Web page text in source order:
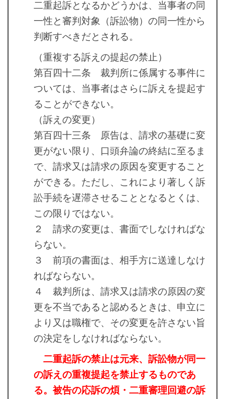
二重起訴となるかどうかは、当事者の同
一性と審判対象（訴訟物）の同一性から
判断すべきだとされる。
（重複する訴えの提起の禁止）
第百四十二条 裁判所に係属する事件に
ついては、当事者はさらに訴えを提起す
ることができない。
（訴えの変更）
第百四十三条 原告は、請求の基礎に変
更がない限り、口頭弁論の終結に至るま
で、請求又は請求の原因を変更すること
ができる。ただし、これにより著しく訴
訟手続を遅滞させることとなるとくは、
この限りではない。
２ 請求の変更は、書面でしなければな
らない。
３ 前項の書面は、相手方に送達しなけ
ればならない。
４ 裁判所は、請求又は請求の原因の変
更を不当であると認めるときは、申立に
より又は職権で、その変更を許さない旨
の決定をしなければならない。
二重起訴の禁止は元来、訴訟物が同一
の訴えの重複提起を禁止するものであ
る。被告の応訴の煩・二重審理回避の訴